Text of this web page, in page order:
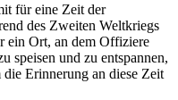
für eine Zeit der
des Zweiten Weltkriegs
ein Ort, an dem Offiziere
speisen und zu entspannen,
Erinnerung an diese Zeit